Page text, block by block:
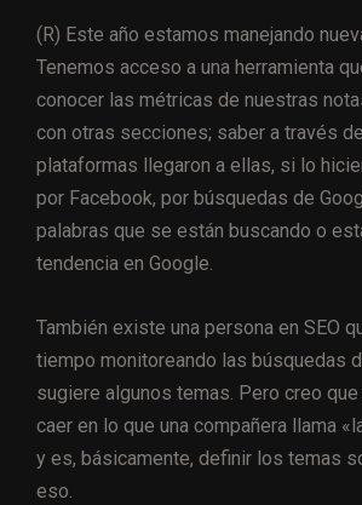
(R) Este año estamos manejando
Tenemos acceso a una herramienta
conocer las métricas de nuestras
con otras secciones; saber a través
plataformas llegaron a ellas, si lo
por Facebook, por búsquedas de
palabras que se están buscando o
tendencia en Google.
También existe una persona en SEO
tiempo monitoreando las búsquedas
sugiere algunos temas. Pero creo
caer en lo que una compañera llama
y es, básicamente, definir los temas
eso.